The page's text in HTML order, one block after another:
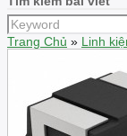
Trang Chủ » Linh